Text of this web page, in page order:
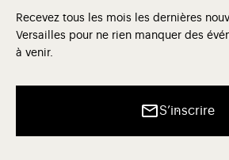
Recevez tous les mois les dernières
Versailles pour ne rien manquer des
à venir.
S’inscrire